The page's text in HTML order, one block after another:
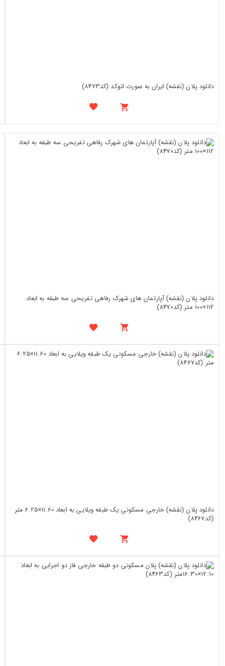
دانلود پلان (نقشه) ایران به صورت اتوکد (کد8473)
دانلود پلان (نقشه) آپارتمان های شهرک رفاهی تفریحی سه طبقه به ابعاد
112×100 متر (کد8470)
دانلود پلان (نقشه) خارجی مسکونی یک طبقه ویلایی به ابعاد 11.60×6.25 متر
(کد8467)